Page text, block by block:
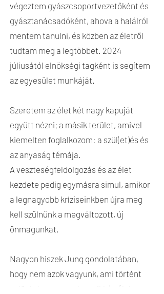
végeztem gyászcsoportvezetőként és
gyásztanácsadóként, ahova a halálról
mentem tanulni, és közben az életről
tudtam meg a legtöbbet. 2024
júliusától elnökségi tagként is segítem
az egyesület munkáját.
Szeretem az élet két nagy kapuját
együtt nézni; a másik terület, amivel
kiemelten foglalkozom: a szül(et)és és
az anyaság témája.
A veszteségfeldolgozás és az élet
kezdete pedig egymásra simul, amikor
a legnagyobb kríziseinkben újra meg
kell szülnünk a megváltozott, új
önmagunkat.
Nagyon hiszek Jung gondolatában,
hogy nem azok vagyunk, ami történt
velünk, hanem azok, amikké válni